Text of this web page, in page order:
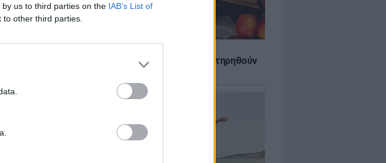
us to third parties on the IAB’s List of
other third parties.
6 φρούτα που μπορουν να διατηρηθούν
Κεν, που